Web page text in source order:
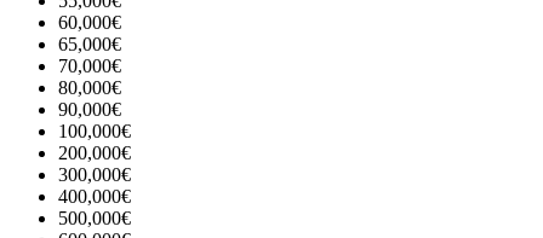
60,000€
65,000€
70,000€
80,000€
90,000€
100,000€
200,000€
300,000€
400,000€
500,000€